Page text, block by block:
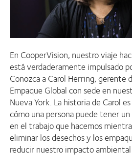
En CooperVision, nuestro viaje
está verdaderamente impulsado
Conozca a Carol Herring, gerente
Empaque Global con sede en
Nueva York. La historia de Carol
cómo una persona puede tener
en el trabajo que hacemos
eliminar los desechos y los
reducir nuestro impacto